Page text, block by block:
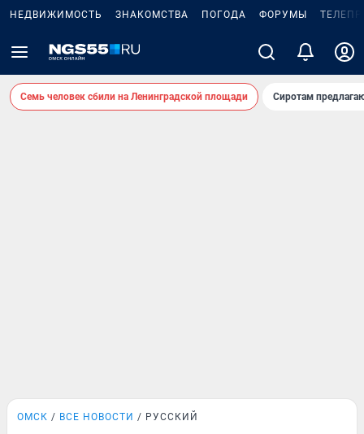
НЕДВИЖИМОСТЬ ЗНАКОМСТВА ПОГОДА ФОРУМЫ
Семь человек сбили на Ленинградской площади Сиротам
ОМСК ВСЕ НОВОСТИ РУССКИЙ